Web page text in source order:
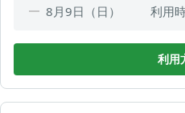
8月9日（日）
利用
利用
8月12日（水）
利用
8月13日（木）
利用
利用